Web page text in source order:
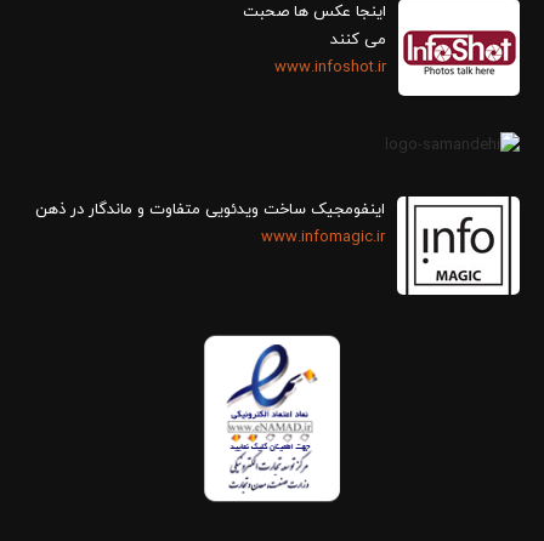
اینجا عکس ها صحبت
می کنند
www.infoshot.ir
اینفومجیک ساخت ویدئویی متفاوت و ماندگار در ذهن
www.infomagic.ir